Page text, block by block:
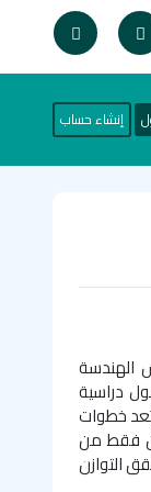
إنشاء حساب
الهندسة
دراسية
خطوات
فقط من
التوازن